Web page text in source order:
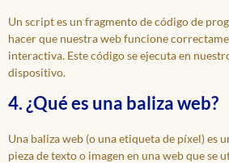
Un script es un fragmento de código de
hacer que nuestra web funcione
interactiva. Este código se ejecuta en
dispositivo.
4. ¿Qué es una baliza web?
Una baliza web (o una etiqueta de píxel) es
pieza de texto o imagen en una web que se